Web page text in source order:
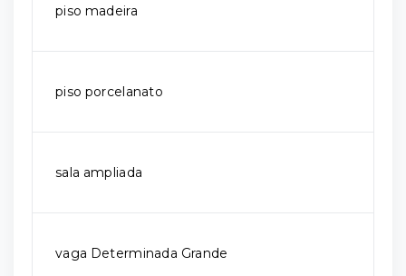
piso madeira
piso porcelanato
sala ampliada
vaga Determinada Grande